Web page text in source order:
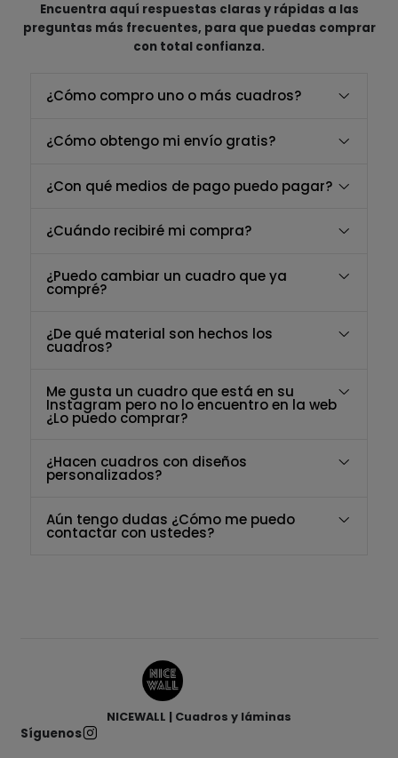
Encuentra aquí respuestas claras y rápidas a las
preguntas más frecuentes, para que puedas comprar
con total confianza.
¿Cómo compro uno o más cuadros?
¿Cómo obtengo mi envío gratis?
¿Con qué medios de pago puedo pagar?
¿Cuándo recibiré mi compra?
¿Puedo cambiar un cuadro que ya
compré?
¿De qué material son hechos los
cuadros?
Me gusta un cuadro que está en su
Instagram pero no lo encuentro en la web
¿Lo puedo comprar?
¿Hacen cuadros con diseños
personalizados?
Aún tengo dudas ¿Cómo me puedo
contactar con ustedes?
NICEWALL | Cuadros y láminas
Síguenos